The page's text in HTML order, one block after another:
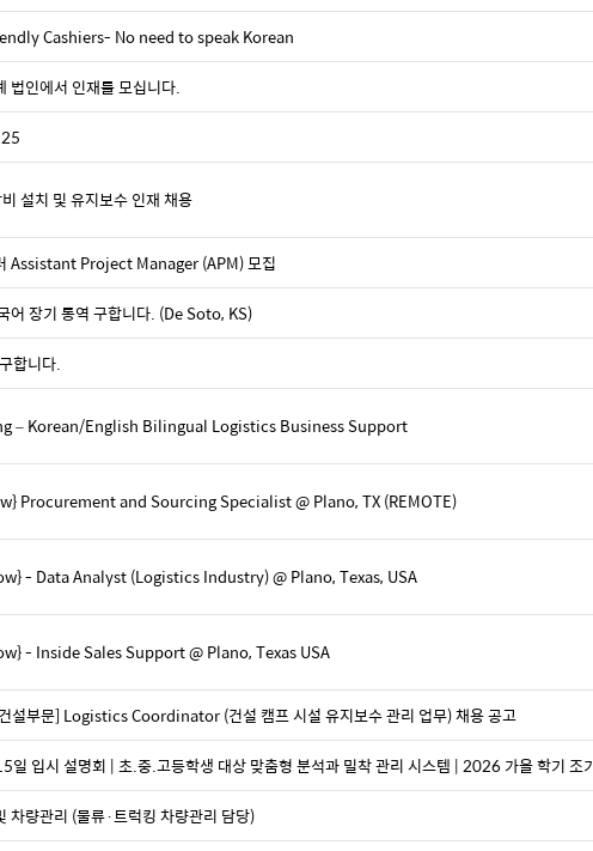
Cashiers- No need to speak Korean
법인에서 인재를 모십니다.
설치 및 유지보수 인재 채용
Assistant Project Manager (APM) 모집
어 장기 통역 구합니다. (De Soto, KS)
합니다.
– Korean/English Bilingual Logistics Business Support
Procurement and Sourcing Specialist @ Plano, TX (REMOTE)
- Data Analyst (Logistics Industry) @ Plano, Texas, USA
- Inside Sales Support @ Plano, Texas USA
설부문] Logistics Coordinator (건설 캠프 시설 유지보수 관리 업무) 채용 공고
일 입시 설명회 | 초.중.고등학생 대상 맞춤형 분석과 밀착 관리 시스템 | 2026 가을 학기 조
차량관리 (물류·트럭킹 차량관리 담당)